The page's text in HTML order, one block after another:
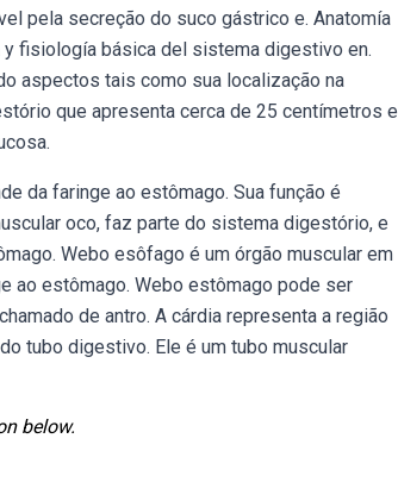
pela secreção do suco gástrico e. Anatomía
fisiología básica del sistema digestivo en.
aspectos tais como sua localização na
que apresenta cerca de 25 centímetros e
da faringe ao estômago. Sua função é
oco, faz parte do sistema digestório, e
Webo esôfago é um órgão muscular em
ao estômago. Webo estômago pode ser
de antro. A cárdia representa a região
tubo digestivo. Ele é um tubo muscular
below.